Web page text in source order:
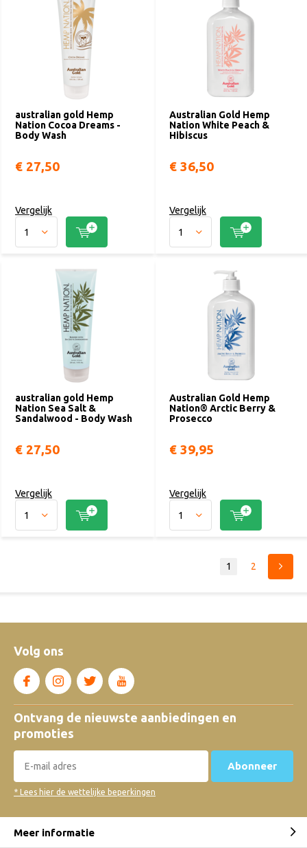
australian gold Hemp
Nation Cocoa Dreams -
Body Wash
€ 27,50
Vergelijk
Australian Gold Hemp
Nation White Peach &
Hibiscus
€ 36,50
Vergelijk
australian gold Hemp
Nation Sea Salt &
Sandalwood - Body Wash
€ 27,50
Vergelijk
Australian Gold Hemp
Nation® Arctic Berry &
Prosecco
€ 39,95
Vergelijk
1 2
Volg ons
Ontvang de nieuwste aanbiedingen en
promoties
Abonneer
* Lees hier de wettelijke beperkingen
Meer informatie